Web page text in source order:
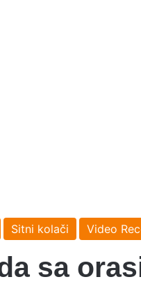
Sitni kolači Video
sa